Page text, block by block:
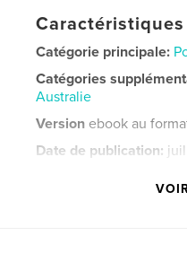
Catégorie principale:
Catégories
Australie
Version ebook au
Date de publication: